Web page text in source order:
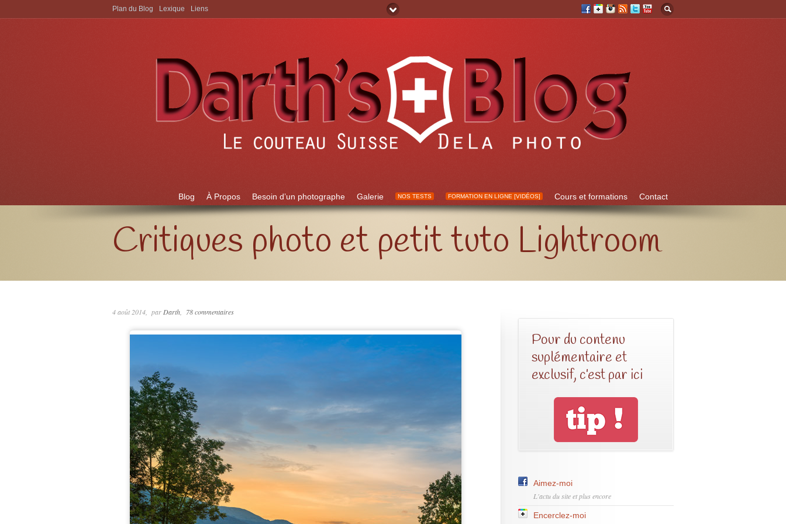
Aller à:
Blog À Propos Besoin d’un photographe Galerie NOS TESTS FORMATION EN LIGNE [VIDÉOS] Cours et formations Contact
Plan du Blog Lexique Liens
Critiques photo et petit tuto Lightroom
4 août 2014 par Darth 78 commentaires
Pour du contenu
suplémentaire et
exclusif, c’est par ici
Aimez-moi
L'actu du site et plus encore
Encerclez-moi